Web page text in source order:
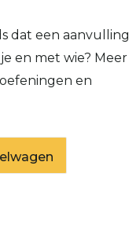
dat een aanvulling
en met wie? Meer
en